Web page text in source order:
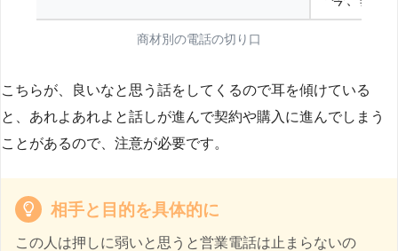
商材別の電話の切り口
こちらが、良いなと思う話をしてくるので耳を傾けている
と、あれよあれよと話しが進んで契約や購入に進んでしまう
ことがあるので、注意が必要です。
相手と目的を具体的に
この人は押しに弱いと思うと営業電話は止まらないの